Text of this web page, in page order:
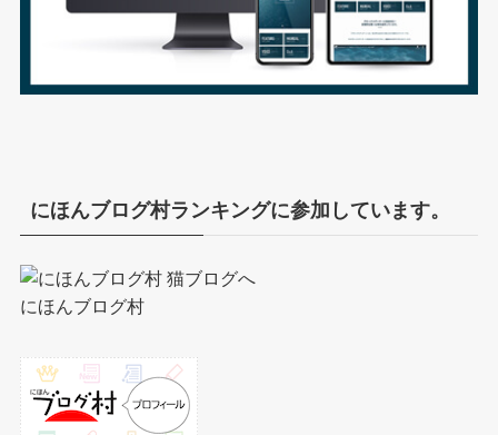
にほんブログ村ランキングに参加しています。
にほんブログ村